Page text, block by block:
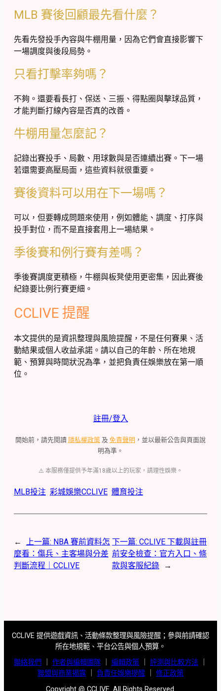
MLB 賽後回顧最先看什麼？
先看先發投手內容與牛棚用量，因為它們會直接影響下
一場調度與後段局勢。
只看打擊率夠嗎？
不夠。還要看長打、保送、三振、得點圈與擊球品質，
才能判斷打線內容是否真的改善。
牛棚用量怎麼記？
記錄出賽投手、局數、用球數與是否連續出賽。下一場
若還需要高壓局面，這些資料就很重要。
賽後資料可以用在下一場嗎？
可以，但要轉成問題來使用，例如體能、調度、打序與
投手對位，而不是直接套用上一場結果。
季後賽和例行賽有差嗎？
季後賽調度更積極，牛棚與板凳使用更密集，因此賽後
紀錄要比例行賽更細。
CCLIVE 提醒
本文提供的是資訊整理與風險提醒，不是任何賽果、活
動結果或個人收益承諾。請以自己的年齡、所在地規
範、預算與時間狀況為準，並把負責任娛樂放在第一順
位。
註冊/登入
開始前，請先閱讀 隱私權政策 及 免責聲明 ，並以最新公告與頁面說
明為準。
⚠️ 本服務僅提供予年滿18歲以上的玩家，請理性娛樂。
MLB投注 彩城娛樂CCLIVE 體育投注
← 上一篇: NBA 賽前資料怎
麼看：傷兵、主客場與分差
判斷流程｜CCLIVE
下一篇: CCLIVE 下載與註冊
前安全檢查：官方入口、條
款與客服紀錄
→
CCLIVE 提供遊戲資訊、活動條款整理與風險提醒；參與前請確認
所在地規範、平台公告與個人預算。
聯絡我們
作者與編輯團隊 編輯政策 評測與比較方法
聯盟與商業揭露
負責任娛樂提醒
修正政策
Copyright @ CCLIVE. All Rights Reserved.